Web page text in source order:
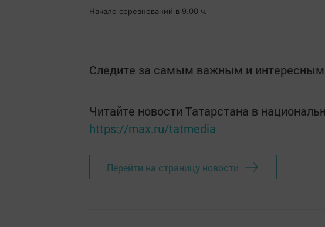
Начало соревнований в 9.00 ч.
Следите за самым важным и
Читайте новости Татарстана в
https://max.ru/tatmedia
Перейти на страницу новости